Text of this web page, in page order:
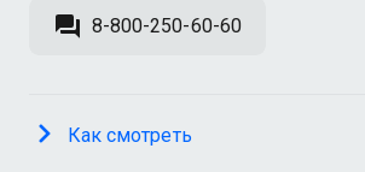
8-800-250-60-60
Как смотреть